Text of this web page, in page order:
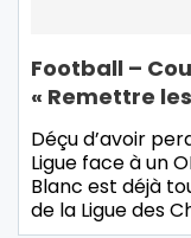
Football –
« Remettre
Déçu d’avoir
Ligue face à un
Blanc est déjà
de la Ligue des